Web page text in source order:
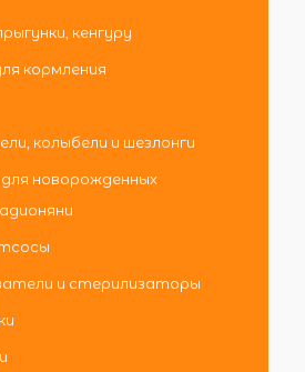
кенгуру
кормления
колыбели и шезлонги
новорожденных
и стерилизаторы